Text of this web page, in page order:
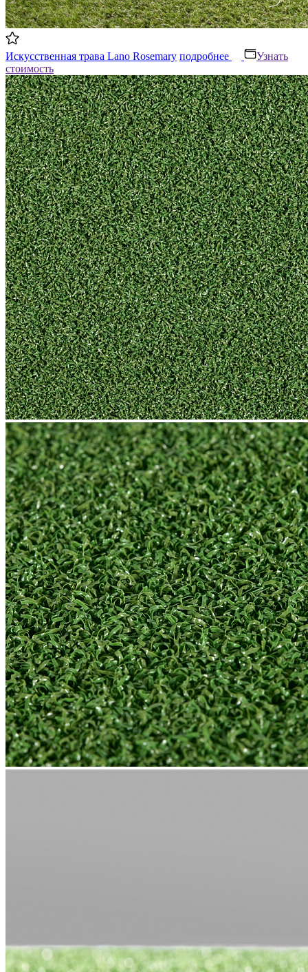
Искусственная трава Lano Rosemary подробнее
Узнать
стоимость